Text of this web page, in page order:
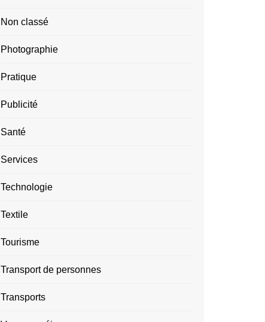
Non classé
Photographie
Pratique
Publicité
Santé
Services
Technologie
Textile
Tourisme
Transport de personnes
Transports